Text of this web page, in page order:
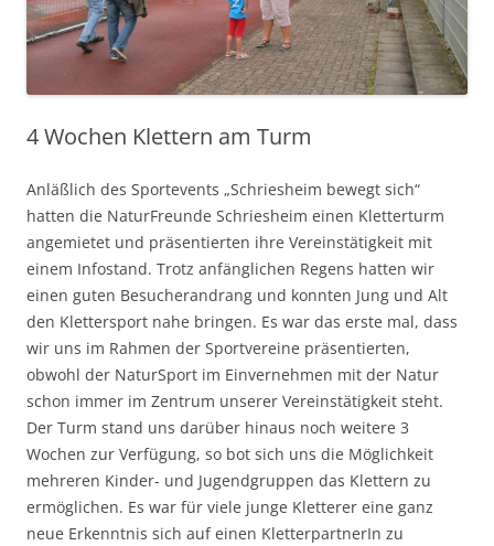
4 Wochen Klettern am Turm
Anläßlich des Sportevents „Schriesheim bewegt sich“
hatten die NaturFreunde Schriesheim einen Kletterturm
angemietet und präsentierten ihre Vereinstätigkeit mit
einem Infostand. Trotz anfänglichen Regens hatten wir
einen guten Besucherandrang und konnten Jung und Alt
den Klettersport nahe bringen. Es war das erste mal, dass
wir uns im Rahmen der Sportvereine präsentierten,
obwohl der NaturSport im Einvernehmen mit der Natur
schon immer im Zentrum unserer Vereinstätigkeit steht.
Der Turm stand uns darüber hinaus noch weitere 3
Wochen zur Verfügung, so bot sich uns die Möglichkeit
mehreren Kinder- und Jugendgruppen das Klettern zu
ermöglichen. Es war für viele junge Kletterer eine ganz
neue Erkenntnis sich auf einen KletterpartnerIn zu